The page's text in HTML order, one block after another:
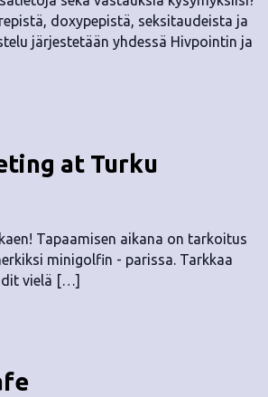
doxypepistä, seksitaudeista ja
järjestetään yhdessä Hivpointin ja
at Turku
Tapaamisen aikana on tarkoitus
minigolfin - parissa. Tarkkaa
vielä […]